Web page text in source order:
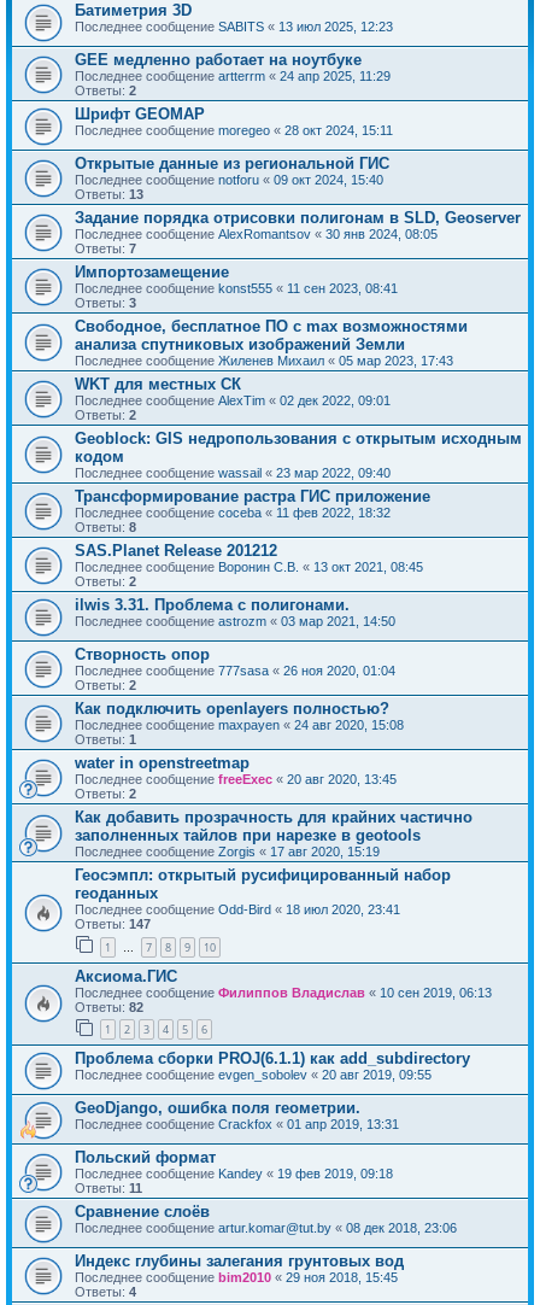
Батиметрия 3D
Последнее сообщение SABITS « 13 июл 2025, 12:23
GEE медленно работает на ноутбуке
Последнее сообщение artterrm « 24 апр 2025, 11:29
Ответы: 2
Шрифт GEOMAP
Последнее сообщение moregeo « 28 окт 2024, 15:11
Открытые данные из региональной ГИС
Последнее сообщение notforu « 09 окт 2024, 15:40
Ответы: 13
Задание порядка отрисовки полигонам в SLD, Geoserver
Последнее сообщение AlexRomantsov « 30 янв 2024, 08:05
Ответы: 7
Импортозамещение
Последнее сообщение konst555 « 11 сен 2023, 08:41
Ответы: 3
Свободное, бесплатное ПО с max возможностями
анализа спутниковых изображений Земли
Последнее сообщение Жиленев Михаил « 05 мар 2023, 17:43
WKT для местных СК
Последнее сообщение AlexTim « 02 дек 2022, 09:01
Ответы: 2
Geoblock: GIS недропользования с открытым исходным
кодом
Последнее сообщение wassail « 23 мар 2022, 09:40
Трансформирование растра ГИС приложение
Последнее сообщение coceba « 11 фев 2022, 18:32
Ответы: 8
SAS.Planet Release 201212
Последнее сообщение Воронин С.В. « 13 окт 2021, 08:45
Ответы: 2
ilwis 3.31. Проблема с полигонами.
Последнее сообщение astrozm « 03 мар 2021, 14:50
Створность опор
Последнее сообщение 777sasa « 26 ноя 2020, 01:04
Ответы: 2
Как подключить openlayers полностью?
Последнее сообщение maxpayen « 24 авг 2020, 15:08
Ответы: 1
water in openstreetmap
Последнее сообщение freeExec « 20 авг 2020, 13:45
Ответы: 2
Как добавить прозрачность для крайних частично
заполненных тайлов при нарезке в geotools
Последнее сообщение Zorgis « 17 авг 2020, 15:19
Геосэмпл: открытый русифицированный набор
геоданных
Последнее сообщение Odd-Bird « 18 июл 2020, 23:41
Ответы: 147
1 … 7 8 9 10
Аксиома.ГИС
Последнее сообщение Филиппов Владислав « 10 сен 2019, 06:13
Ответы: 82
1 2 3 4 5 6
Проблема сборки PROJ(6.1.1) как add_subdirectory
Последнее сообщение evgen_sobolev « 20 авг 2019, 09:55
GeoDjango, ошибка поля геометрии.
Последнее сообщение Crackfox « 01 апр 2019, 13:31
Польский формат
Последнее сообщение Kandey « 19 фев 2019, 09:18
Ответы: 11
Сравнение слоёв
Последнее сообщение artur.komar@tut.by « 08 дек 2018, 23:06
Индекс глубины залегания грунтовых вод
Последнее сообщение bim2010 « 29 ноя 2018, 15:45
Ответы: 4